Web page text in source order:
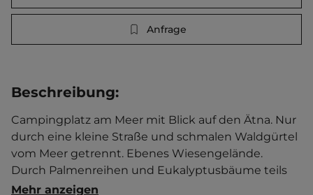
Anfrage
Beschreibung:
Campingplatz am Meer mit Blick auf den Ätna. Nur
durch eine kleine Straße und schmalen Waldgürtel
vom Meer getrennt. Ebenes Wiesengelände.
Durch Palmenreihen und Eukalyptusbäume teils
beschattet. Pizzen aus eigenem Holzofen. Take
Mehr anzeigen